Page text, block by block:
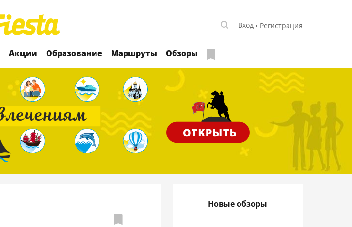
Вход Регистрация
Акции Образование Маршруты Обзоры
Новые обзоры